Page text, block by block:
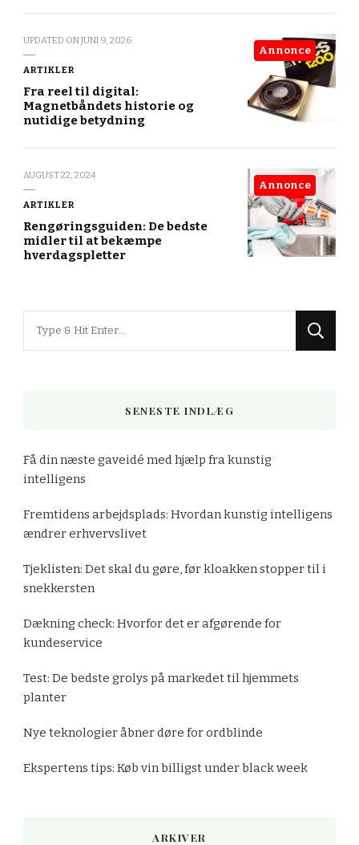
UPDATED ONJUNI 9, 2026
ARTIKLER
Fra reel til digital:
Magnetbåndets historie og
nutidige betydning
Annonce
AUGUST 22, 2024
ARTIKLER
Rengøringsguiden: De bedste
midler til at bekæmpe
hverdagspletter
Annonce
SENESTE INDLÆG
Få din næste gaveidé med hjælp fra kunstig
intelligens
Fremtidens arbejdsplads: Hvordan kunstig intelligens
ændrer erhvervslivet
Tjeklisten: Det skal du gøre, før kloakken stopper til i
snekkersten
Dækning check: Hvorfor det er afgørende for
kundeservice
Test: De bedste grolys på markedet til hjemmets
planter
Nye teknologier åbner døre for ordblinde
Ekspertens tips: Køb vin billigst under black week
ARKIVER